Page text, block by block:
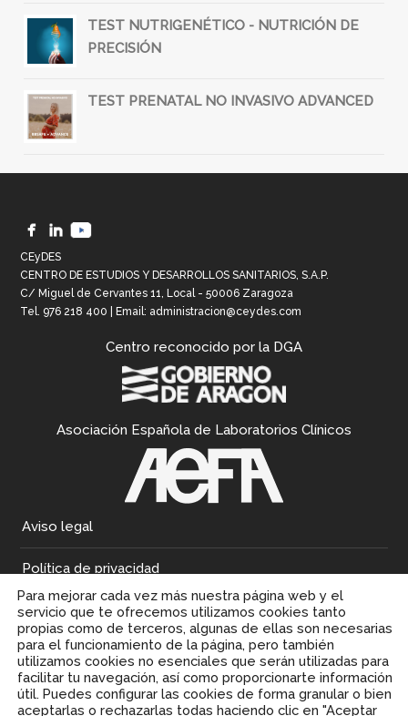
TEST NUTRIGENÉTICO - NUTRICIÓN DE
PRECISIÓN
TEST PRENATAL NO INVASIVO ADVANCED
CEyDES
CENTRO DE ESTUDIOS Y DESARROLLOS SANITARIOS, S.A.P.
C/ Miguel de Cervantes 11, Local - 50006 Zaragoza
Tel. 976 218 400 | Email: administracion@ceydes.com
Centro reconocido por la DGA
Asociación Española de Laboratorios Clínicos
Aviso legal
Política de privacidad
Política de cookies
Para mejorar cada vez más nuestra página web y el
servicio que te ofrecemos utilizamos cookies tanto
propias como de terceros, algunas de ellas son necesarias
para el funcionamiento de la página, pero también
utilizamos cookies no esenciales que serán utilizadas para
facilitar tu navegación, así como proporcionarte información
útil. Puedes configurar las cookies de forma granular o bien
aceptarlas o rechazarlas todas haciendo clic en "Aceptar